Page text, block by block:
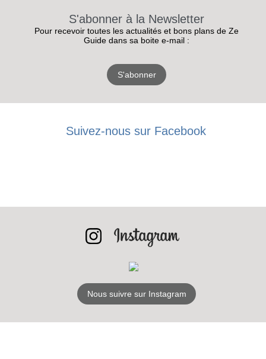
S'abonner à la Newsletter
Pour recevoir toutes les actualités et bons plans de Ze
Guide dans sa boite e-mail :
S'abonner
Suivez-nous sur Facebook
Nous suivre sur Instagram